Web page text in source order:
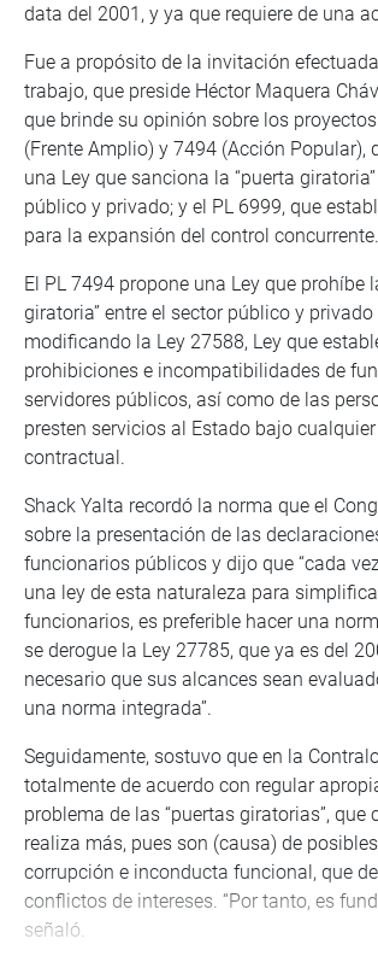
data del 2001, y ya que requiere de una
Fue a propósito de la invitación
trabajo, que preside Héctor Maquera
que brinde su opinión sobre los
(Frente Amplio) y 7494 (Acción Popular),
una Ley que sanciona la “puerta
público y privado; y el PL 6999, que
para la expansión del control concurrente.
El PL 7494 propone una Ley que prohíbe
giratoria” entre el sector público y privado
modificando la Ley 27588, Ley que
prohibiciones e incompatibilidades de
servidores públicos, así como de las
presten servicios al Estado bajo
contractual.
Shack Yalta recordó la norma que el
sobre la presentación de las
funcionarios públicos y dijo que “cada
una ley de esta naturaleza para
funcionarios, es preferible hacer una
se derogue la Ley 27785, que ya es del
necesario que sus alcances sean
una norma integrada”.
Seguidamente, sostuvo que en la
totalmente de acuerdo con regular
problema de las “puertas giratorias”, que
realiza más, pues son (causa) de
corrupción e inconducta funcional, que
conflictos de intereses. “Por tanto, es
señaló.